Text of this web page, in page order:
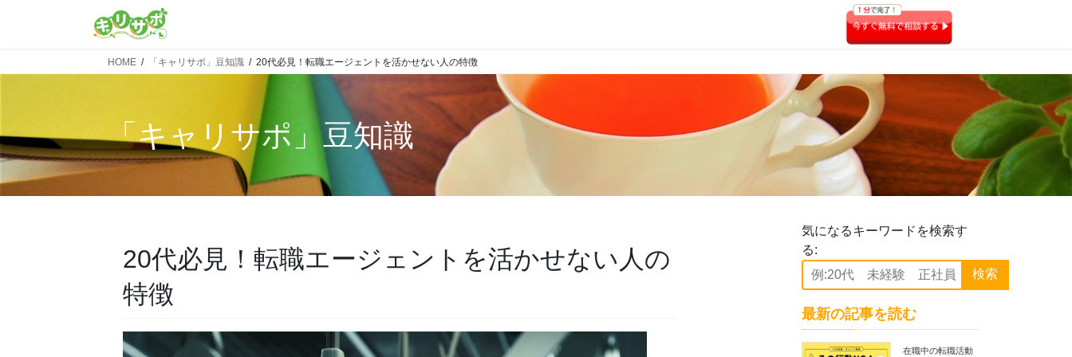
HOME 「キャリサポ」豆知識 20代必見！転職エージェントを活かせない人の特徴
「キャリサポ 」豆知識
20代必見！転職エージェントを活かせない人の
特徴
気になるキーワードを検索す
る:
検索
最新の記事を読む
在職中の転職活動